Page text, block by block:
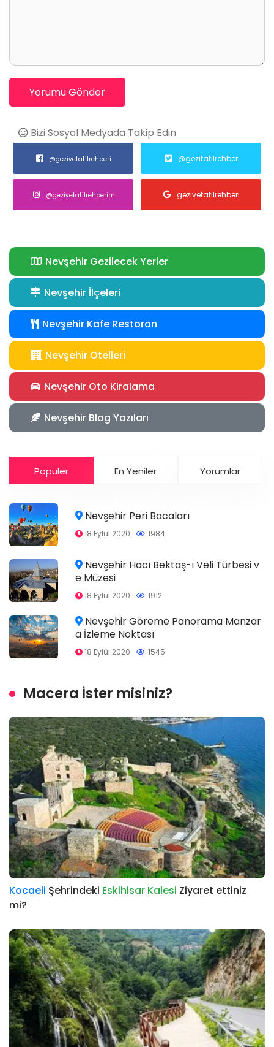
Yorumu Gönder
Bizi Sosyal Medyada Takip Edin
@gezivetatilrehberi @gezitatilrehber
@gezivetatilrehberim gezivetatilrehberi
Nevşehir Gezilecek Yerler
Nevşehir İlçeleri
Nevşehir Kafe Restoran
Nevşehir Otelleri
Nevşehir Oto Kiralama
Nevşehir Blog Yazıları
Popüler En Yeniler Yorumlar
Nevşehir Peri Bacaları
18 Eylül 2020 1984
Nevşehir Hacı Bektaş-ı Veli Türbesi v
e Müzesi
18 Eylül 2020 1912
Nevşehir Göreme Panorama Manzar
a İzleme Noktası
18 Eylül 2020 1545
Macera İster misiniz?
Kocaeli Şehrindeki Eskihisar Kalesi Ziyaret ettiniz
mi?